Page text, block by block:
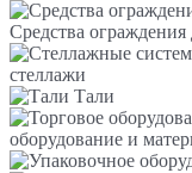
Средства
стеллажи
Тали
оборудование и